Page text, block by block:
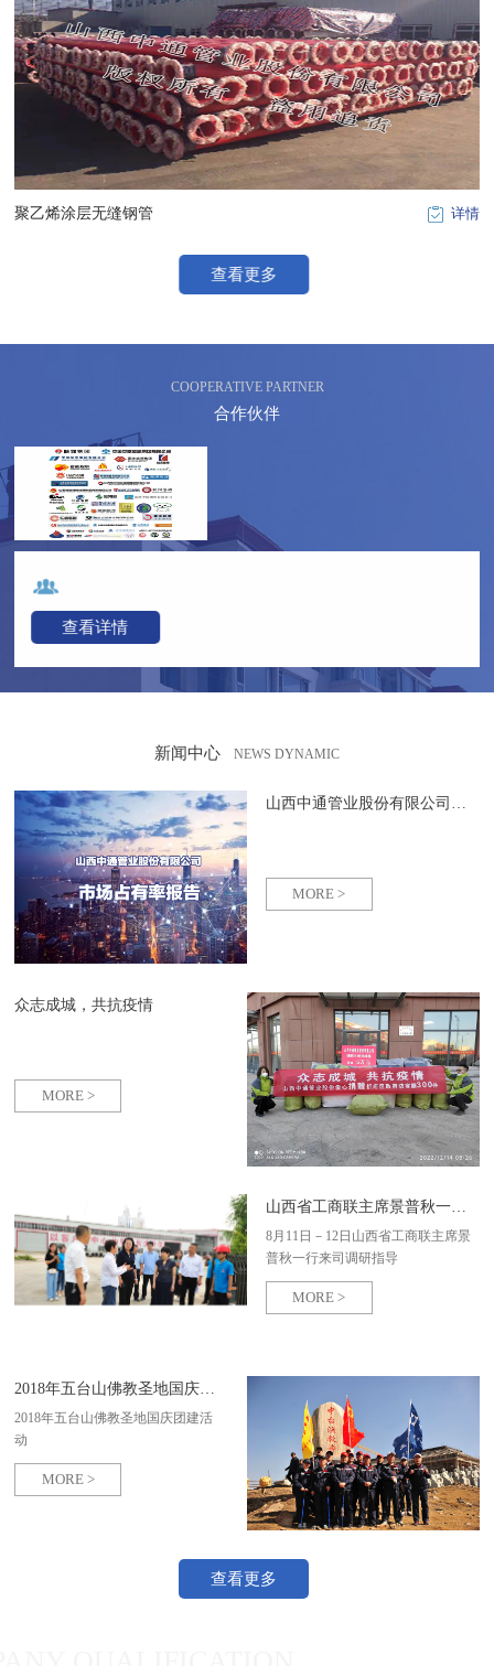
聚乙烯涂层无缝钢管 详情
查看更多
COOPERATIVE PARTNER
合作伙伴
查看详情
新闻中心 NEWS DYNAMIC
MORE >
众志成城，共抗疫情
MORE >
山西省工商联主席景普秋一行来司调研指导
8月11日－12日山西省工商联主席景
普秋一行来司调研指导
MORE >
2018年五台山佛教圣地国庆团建活动
2018年五台山佛教圣地国庆团建活
动
MORE >
查看更多